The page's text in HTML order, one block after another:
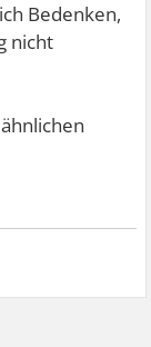
Bedenken,
nicht